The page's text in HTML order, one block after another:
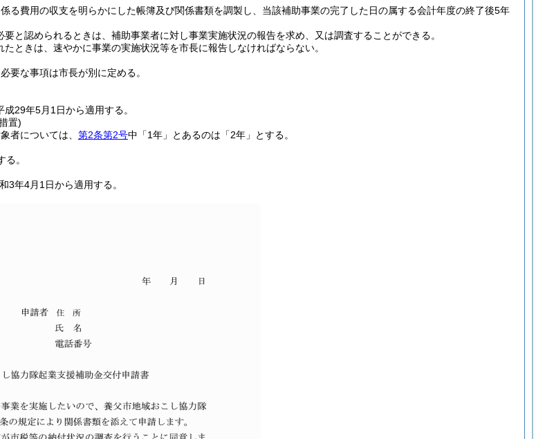
る費用の収支を明らかにした帳簿及び関係書類を調製し、当該補助事業の完了した日の属する会計年度の終了後5年
と認められるときは、補助事業者に対し事業実施状況の報告を求め、又は調査することができる。
たときは、速やかに事業の実施状況等を市長に報告しなければならない。
要な事項は市長が別に定める。
29年5月1日から適用する。
置)
者については、 第2条第2号中「1年」とあるのは「2年」とする。
。
3年4月1日から適用する。